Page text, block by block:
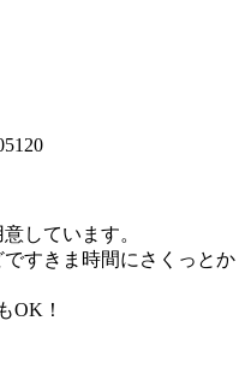
しています。
すきま時間にさくっとか
OK！